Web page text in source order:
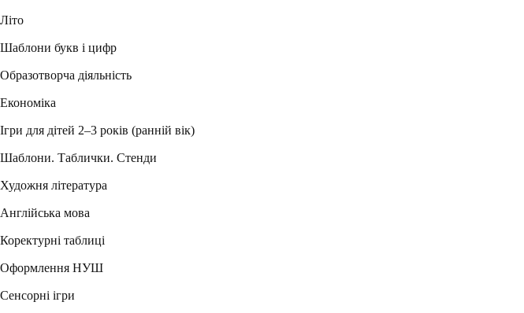
Літо
Шаблони букв і цифр
Образотворча діяльність
Економіка
Ігри для дітей 2–3 років (ранній вік)
Шаблони. Таблички. Стенди
Художня література
Англійська мова
Коректурні таблиці
Оформлення НУШ
Сенсорні ігри